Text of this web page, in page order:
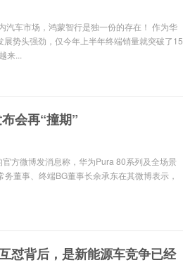
汽车市场，鸿蒙智行是独一份的存在！ 作为华
势头强劲，仅今年上半年终端销量就突破了15
...
会再“撞期”
方微博发消息称，华为Pura 80系列及全场景
董事、终端BG董事长余承东在其微博表示，
怼背后，是新能源车竞争已经